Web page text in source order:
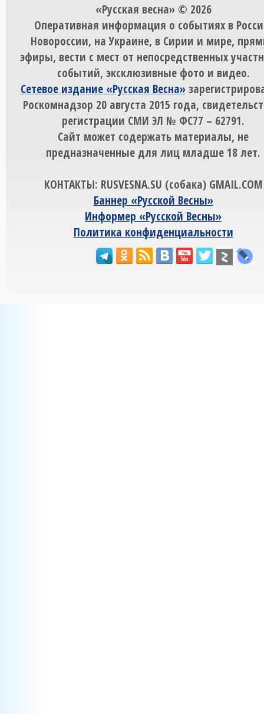
«Русская весна» © 2026
Оперативная информация о событиях в
Новороссии, на Украине, в Сирии и мире,
эфиры, вести с мест от непосредственных
событий, эксклюзивные фото и видео.
Сетевое издание «Русская Весна»
Роскомнадзор 20 августа 2015 года,
регистрации СМИ ЭЛ № ФС77 – 62791.
Сайт может содержать материалы, не
предназначенные для лиц младше 18 лет.
КОНТАКТЫ: RUSVESNA.SU (собака) GMAIL.COM
Баннер «Русской Весны»
Информер «Русской Весны»
Политика конфиденциальности